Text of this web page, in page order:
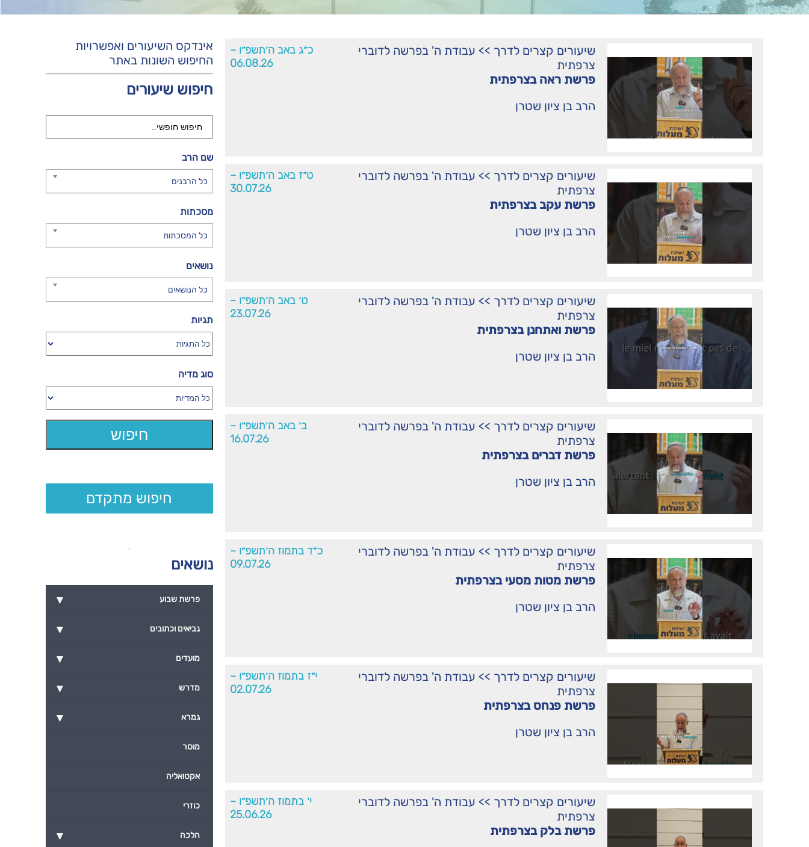
שיעורים קצרים לדרך >> עבודת ה' בפרשה לדוברי
צרפתית
פרשת ראה בצרפתית
הרב בן ציון שטרן
כ״ג באב ה׳תשפ״ו –
06.08.26
שיעורים קצרים לדרך >> עבודת ה' בפרשה לדוברי
צרפתית
פרשת עקב בצרפתית
הרב בן ציון שטרן
ט״ז באב ה׳תשפ״ו –
30.07.26
שיעורים קצרים לדרך >> עבודת ה' בפרשה לדוברי
צרפתית
פרשת ואתחנן בצרפתית
הרב בן ציון שטרן
ט׳ באב ה׳תשפ״ו –
23.07.26
שיעורים קצרים לדרך >> עבודת ה' בפרשה לדוברי
צרפתית
פרשת דברים בצרפתית
הרב בן ציון שטרן
ב׳ באב ה׳תשפ״ו –
16.07.26
שיעורים קצרים לדרך >> עבודת ה' בפרשה לדוברי
צרפתית
פרשת מטות מסעי בצרפתית
הרב בן ציון שטרן
כ״ד בתמוז ה׳תשפ״ו –
09.07.26
שיעורים קצרים לדרך >> עבודת ה' בפרשה לדוברי
צרפתית
פרשת פנחס בצרפתית
הרב בן ציון שטרן
י״ז בתמוז ה׳תשפ״ו –
02.07.26
שיעורים קצרים לדרך >> עבודת ה' בפרשה לדוברי
צרפתית
פרשת בלק בצרפתית
י׳ בתמוז ה׳תשפ״ו –
25.06.26
אינדקס השיעורים ואפשרויות
החיפוש השונות באתר
חיפוש שיעורים
שם הרב
כל הרבנים
מסכתות
כל המסכתות
נושאים
כל הנושאים
תגיות
סוג מדיה
חיפוש מתקדם
נושאים
▾ פרשת שבוע
▾ נביאים וכתובים
▾ מועדים
▾ מדרש
▾ גמרא
מוסר
אקטואליה
כוזרי
▾ הלכה